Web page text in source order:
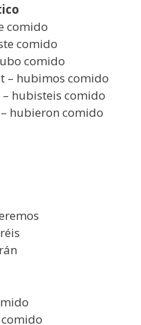
comido
comido
comido
– hubimos comido
hubisteis comido
hubieron comido